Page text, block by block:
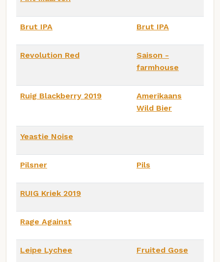
Brut IPA Brut IPA
Revolution Red
Saison -
farmhouse
Ruig Blackberry 2019
Amerikaans
Wild Bier
Yeastie Noise
Pilsner Pils
RUIG Kriek 2019
Rage Against
Leipe Lychee Fruited Gose